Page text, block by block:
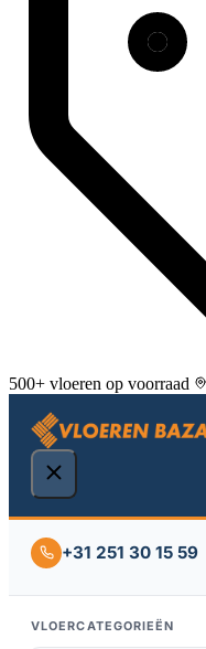
500+ vloeren op voorraad
+31 251 30 15 59
VLOERCATEGORIEËN